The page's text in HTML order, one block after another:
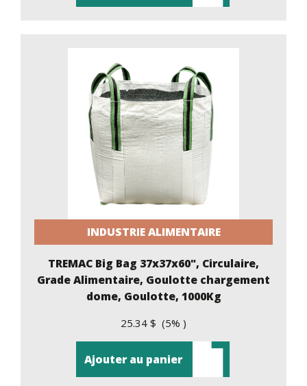
INDUSTRIE ALIMENTAIRE
TREMAC Big Bag 37x37x60", Circulaire,
Grade Alimentaire, Goulotte chargement
dome, Goulotte, 1000Kg
25.34 $ (5% )
Ajouter au panier